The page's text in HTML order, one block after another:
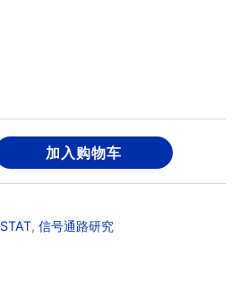
加入购物车
STAT, 信号通路研究